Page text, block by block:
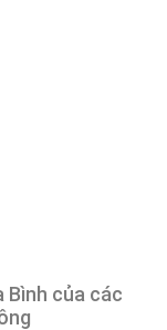
Bình của các